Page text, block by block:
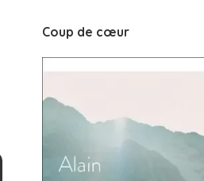
Coup de cœur